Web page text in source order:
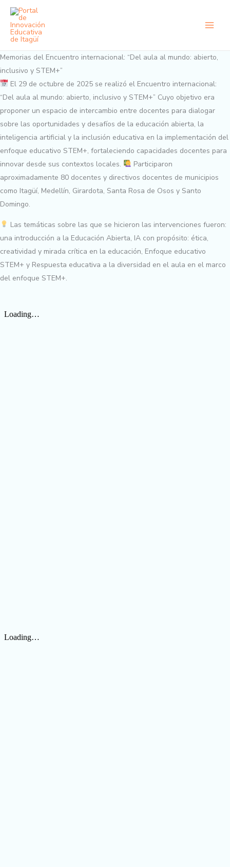
contenido
Memorias del Encuentro internacional: “Del aula al mundo: abierto,
inclusivo y STEM+”
El 29 de octubre de 2025 se realizó el Encuentro internacional:
“Del aula al mundo: abierto, inclusivo y STEM+” Cuyo objetivo era
proponer un espacio de intercambio entre docentes para dialogar
sobre las oportunidades y desafíos de la educación abierta, la
inteligencia artificial y la inclusión educativa en la implementación del
enfoque educativo STEM+, fortaleciendo capacidades docentes para
innovar desde sus contextos locales.
Participaron
aproximadamente 80 docentes y directivos docentes de municipios
como Itagüí, Medellín, Girardota, Santa Rosa de Osos y Santo
Domingo.
Las temáticas sobre las que se hicieron las intervenciones fueron:
una introducción a la Educación Abierta, IA con propósito: ética,
creatividad y mirada crítica en la educación, Enfoque educativo
STEM+ y Respuesta educativa a la diversidad en el aula en el marco
del enfoque STEM+.